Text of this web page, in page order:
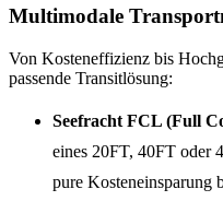
Multimodale
Von Kosteneffizienz bis
passende Transitlösung:
Seefracht FCL (Full
eines 20FT, 40FT oder
pure Kosteneinsparung